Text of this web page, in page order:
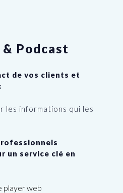
Podcast
de vos clients et
les informations qui les
un service clé en
player web